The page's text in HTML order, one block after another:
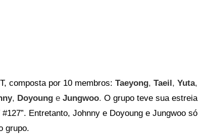
composta por 10 membros:Taeyong,Taeil , Yuta,
, Doyoung eJungwoo. O grupo teve sua estreia
Entretanto, Johnny e Doyoung e Jungwoo só
grupo.